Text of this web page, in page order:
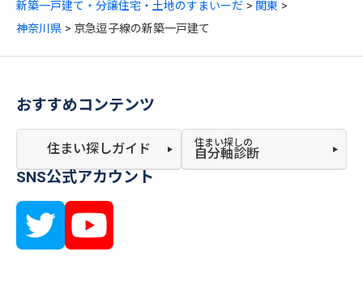
新築一戸建て・分譲住宅・土地のすまいーだ
関東
神奈川県
京急逗子線の新築一戸建て
おすすめコンテンツ
住まい探しガイド 住まい探しの
自分軸診断
SNS公式アカウント